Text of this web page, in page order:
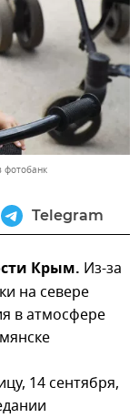
фотобанк
Telegram
Крым. Из-за
на севере
в атмосфере
14 сентября,